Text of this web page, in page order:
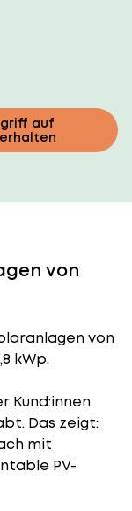
auf
von
von
kWp.
Kund:innen
Das zeigt:
mit
PV-